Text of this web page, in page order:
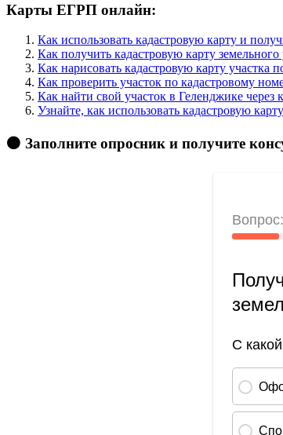
Карты ЕГРП онлайн:
Как использовать кадастровую карту и
Как получить кадастровую карту
Как нарисовать кадастровую карту
Как проверить участок по кадастровому
Как найти свой участок в Геленджике
Узнайте, как использовать кадастровую
🟠 Заполните опросник и получите